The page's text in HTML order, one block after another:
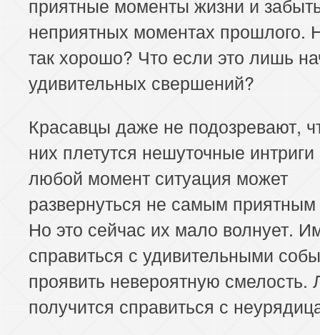
неприятных моментах прошлого.
так хорошо? Что если это лишь
удивительных свершений?
Красавцы даже не подозревают,
них плетутся нешуточные интриги
любой момент ситуация может
развернуться не самым
Но это сейчас их мало волнует.
справиться с удивительными
проявить невероятную смелость.
получится справиться с